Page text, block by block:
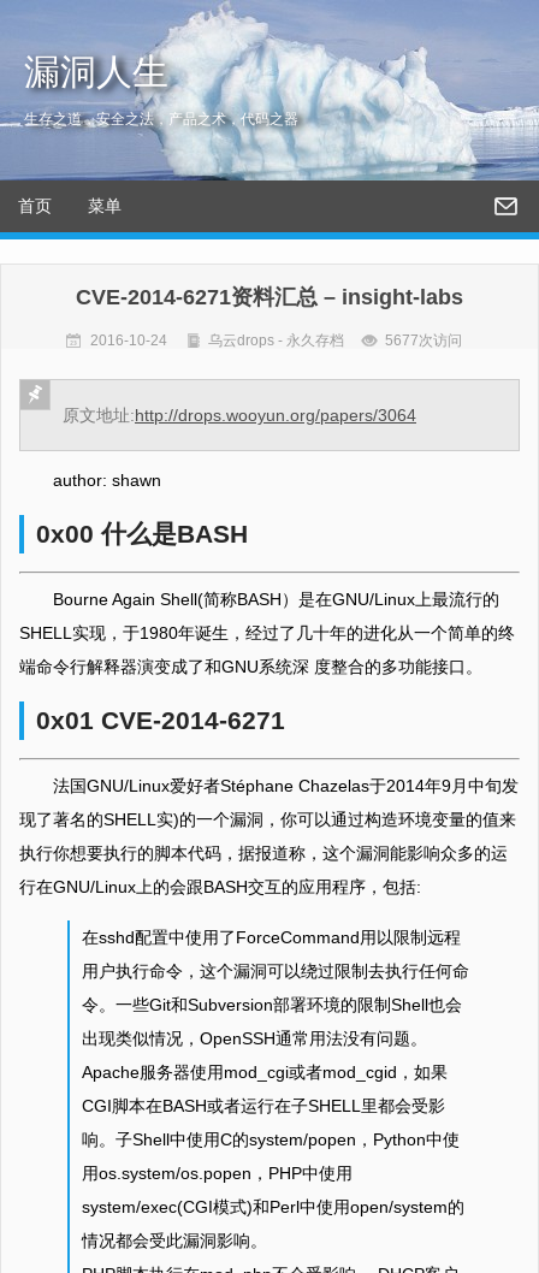
漏洞人生
生存之道，安全之法，产品之术，代码之器
首页 菜单
CVE-2014-6271资料汇总 – insight-labs
2016-10-24 乌云drops - 永久存档 5677次访问
原文地址:http://drops.wooyun.org/papers/3064
author: shawn
0x00 什么是BASH
Bourne Again Shell(简称BASH）是在GNU/Linux上最流行的
SHELL实现，于1980年诞生，经过了几十年的进化从一个简单的终
端命令行解释器演变成了和GNU系统深 度整合的多功能接口。
0x01 CVE-2014-6271
法国GNU/Linux爱好者Stéphane Chazelas于2014年9月中旬发
现了著名的SHELL实)的一个漏洞，你可以通过构造环境变量的值来
执行你想要执行的脚本代码，据报道称，这个漏洞能影响众多的运
行在GNU/Linux上的会跟BASH交互的应用程序，包括:
在sshd配置中使用了ForceCommand用以限制远程
用户执行命令，这个漏洞可以绕过限制去执行任何命
令。一些Git和Subversion部署环境的限制Shell也会
出现类似情况，OpenSSH通常用法没有问题。
Apache服务器使用mod_cgi或者mod_cgid，如果
CGI脚本在BASH或者运行在子SHELL里都会受影
响。子Shell中使用C的system/popen，Python中使
用os.system/os.popen，PHP中使用
system/exec(CGI模式)和Perl中使用open/system的
情况都会受此漏洞影响。